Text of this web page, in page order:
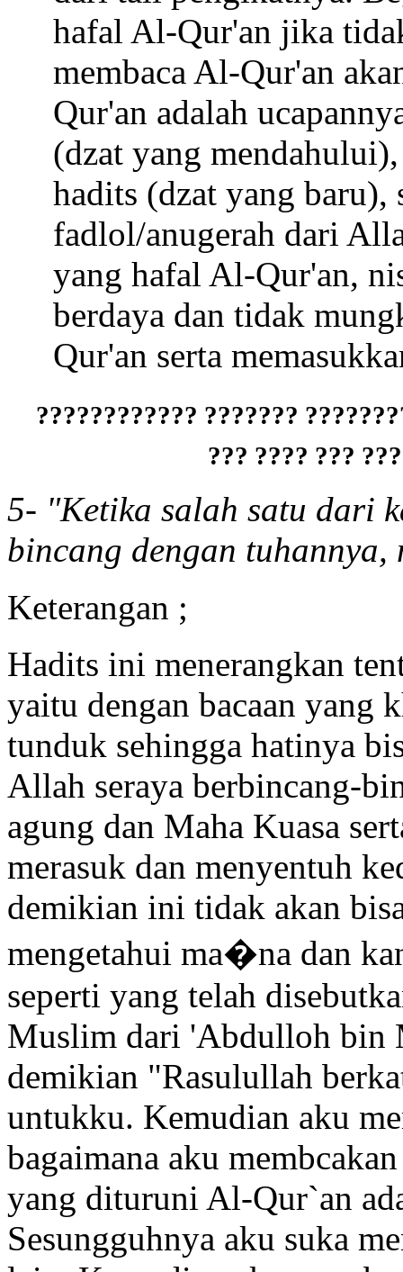
hafal Al-Qur'an jika
membaca Al-Qur'an
Qur'an adalah
(dzat yang
hadits (dzat yang baru),
fadlol/anugerah dari
yang hafal Al-Qur'an,
berdaya dan tidak
Qur'an serta
????? ??????? ???????????
???? ??????
5- "Ketika salah satu dari
bincang dengan
Keterangan ;
Hadits ini menerangkan
yaitu dengan bacaan yang
tunduk sehingga hatinya
Allah seraya berbincang-
agung dan Maha Kuasa
merasuk dan menyentuh
demikian ini tidak akan
mengetahui ma�na dan
seperti yang telah
Muslim dari 'Abdulloh bin
demikian "Rasulullah
untukku. Kemudian aku
bagaimana aku
yang dituruni Al-Qur`an
Sesungguhnya aku suka